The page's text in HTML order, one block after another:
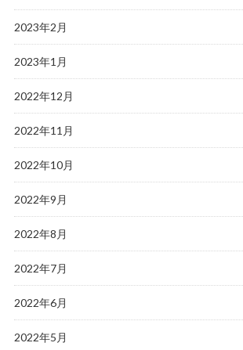
2023年2月
2023年1月
2022年12月
2022年11月
2022年10月
2022年9月
2022年8月
2022年7月
2022年6月
2022年5月